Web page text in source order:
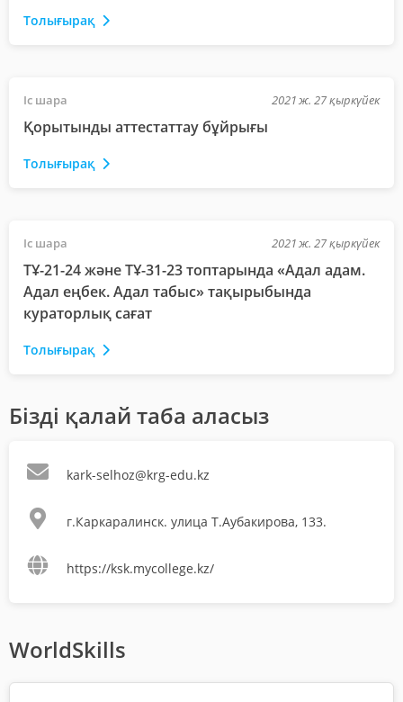
Толығырақ
Іс шара 2021 ж. 27 қыркүйек
Қорытынды аттестаттау бұйрығы
Толығырақ
Іс шара 2021 ж. 27 қыркүйек
ТҰ-21-24 және ТҰ-31-23 топтарында «Адал адам.
Адал еңбек. Адал табыс» тақырыбында
кураторлық сағат
Толығырақ
Бізді қалай таба аласыз
kark-selhoz@krg-edu.kz
г.Каркаралинск. улица Т.Аубакирова, 133.
https://ksk.mycollege.kz/
WorldSkills